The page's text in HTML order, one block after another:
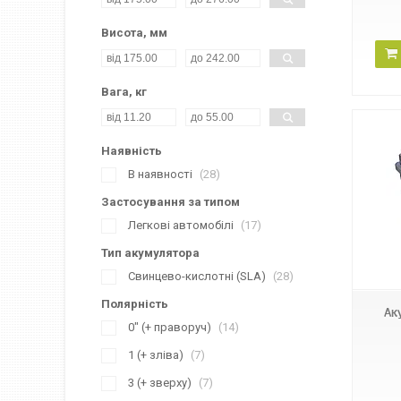
Висота, мм
Вага, кг
Наявність
В наявності
28
Застосування за типом
Легкові автомобілі
17
Тип акумулятора
Свинцево-кислотні (SLA)
28
Полярність
0" (+ праворуч)
14
1 (+ зліва) 7
3 (+ зверху) 7